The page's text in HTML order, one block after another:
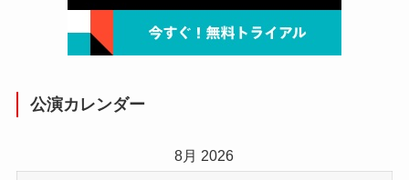
公演カレンダー
8月 2026